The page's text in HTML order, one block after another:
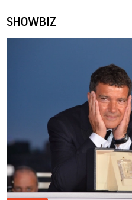
SHOWBIZ